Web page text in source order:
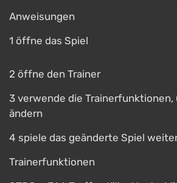
Anweisungen
1 öffne das Spiel
2 öffne den Trainer
3 verwende die Trainerfunktionen,
ändern
4 spiele das geänderte Spiel
Trainerfunktionen